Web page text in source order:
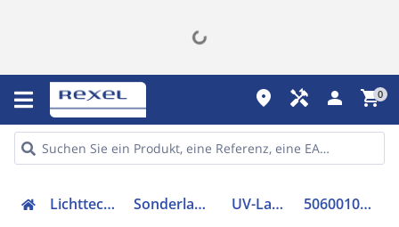
place handyman person shopping_cart0
Lichttechnik Sonderlampen UV-Lampe 50600105379